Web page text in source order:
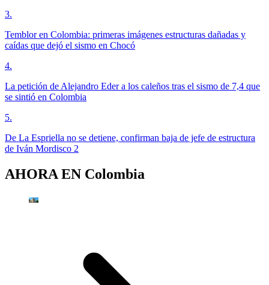
3.
Temblor en Colombia: primeras imágenes estructuras dañadas y
caídas que dejó el sismo en Chocó
4.
La petición de Alejandro Eder a los caleños tras el sismo de 7,4 que
se sintió en Colombia
5.
De La Espriella no se detiene, confirman baja de jefe de estructura
de Iván Mordisco 2
AHORA EN Colombia